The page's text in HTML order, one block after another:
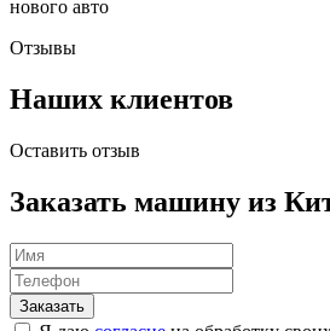
нового авто
Отзывы
Наших клиентов
Оставить отзыв
Заказать машину из